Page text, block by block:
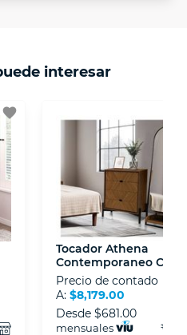
SSL y Encriptación
de Ética de la
Internet (AIMX).
lista de socios Activos
interesar
favorite
Tocador Athena
Contemporaneo Café
Precio de contado
A: $8,179.00
Desde $681.00
mensuales